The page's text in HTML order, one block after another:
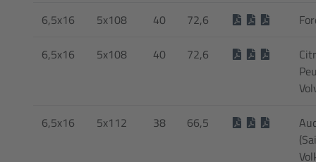
6,5x16 5x108 40 72,6
6,5x16 5x108 40 72,6
6,5x16 5x112 38 66,5